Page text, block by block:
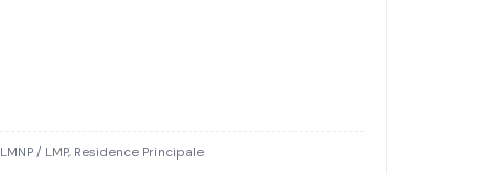
LMNP / LMP, Residence Principale